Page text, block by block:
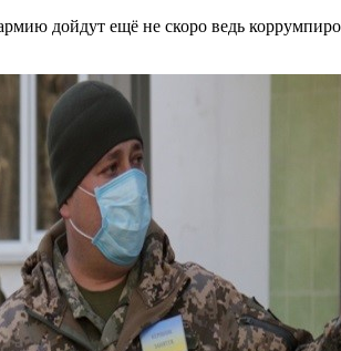
дойдут ещё не скоро ведь